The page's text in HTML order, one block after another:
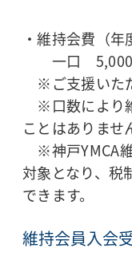
・維持会費（年
一口 5,000
※ご支援いた
※口数により
ことはありませ
※神戸YMCA
対象となり、税
できます。
維持会員入会